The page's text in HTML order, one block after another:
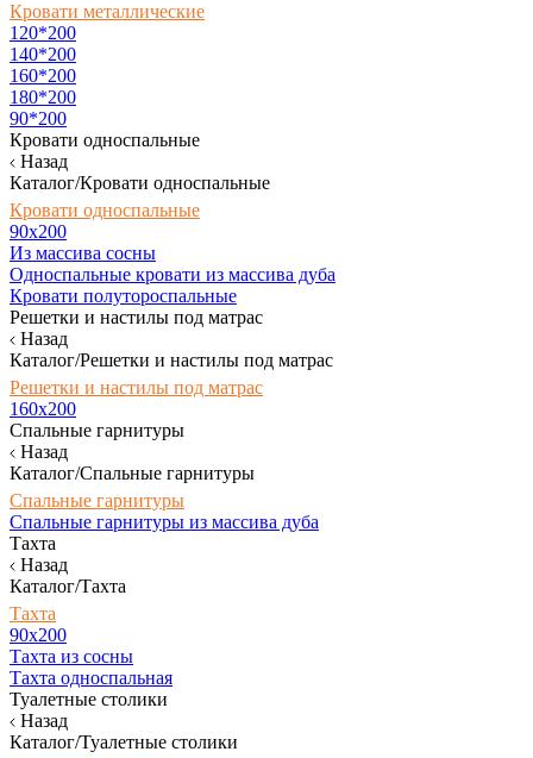
Кровати металлические
120*200
140*200
160*200
180*200
90*200
Кровати односпальные
Назад
Каталог/Кровати односпальные
Кровати односпальные
90х200
Из массива сосны
Односпальные кровати из массива дуба
Кровати полутороспальные
Решетки и настилы под матрас
Назад
Каталог/Решетки и настилы под матрас
Решетки и настилы под матрас
160х200
Спальные гарнитуры
Назад
Каталог/Спальные гарнитуры
Спальные гарнитуры
Спальные гарнитуры из массива дуба
Тахта
Назад
Каталог/Тахта
Тахта
90х200
Тахта из сосны
Тахта односпальная
Туалетные столики
Назад
Каталог/Туалетные столики